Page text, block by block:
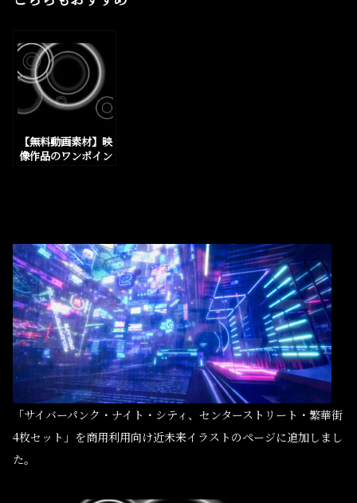
【無料動画素材】映
像作品のワンポイン
「サイバーパンク・ナイト・シティ、センターストリート・繁華街
4枚セット」を商用利用向け近未来イラストのページに追加しまし
た。